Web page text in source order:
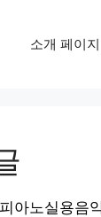
소개 페이
아노실용음